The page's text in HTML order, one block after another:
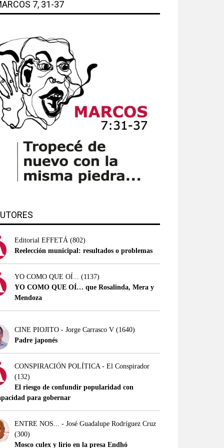
7, 31-37
Editorial EFFETÁ (802)
Reelección municipal: resultados o problemas
YO COMO QUE OÍ... (1137)
YO COMO QUE OÍ… que Rosalinda, Mera y
Mendoza
CINE PIOJITO - Jorge Carrasco V (1640)
Padre japonés
CONSPIRACIÓN POLÍTICA - El Conspirador
(132)
El riesgo de confundir popularidad con
para gobernar
ENTRE NOS... - José Guadalupe Rodríguez Cruz
(300)
Mosco culex y lirio en la presa Endhó